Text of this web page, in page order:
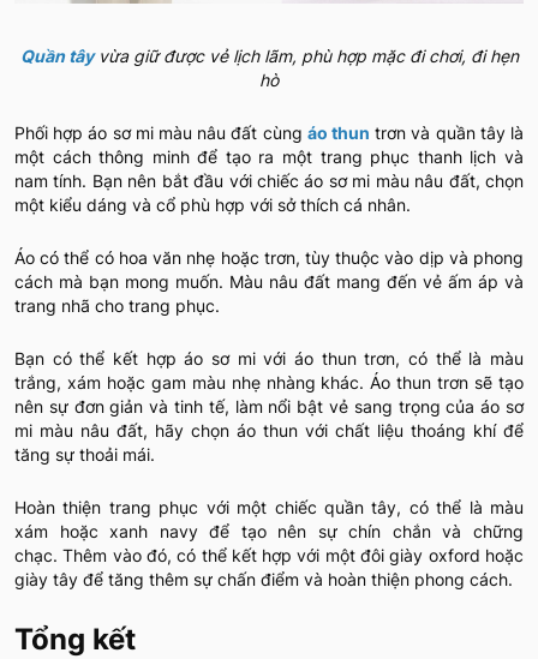
Quần tâyvừa giữ được vẻ lịch lãm, phù hợp mặc đi chơi, đi hẹn
hò
Phối hợp áo sơ mi màu nâu đất cùng áo thun trơn và quần tây là
một cách thông minh để tạo ra một trang phục thanh lịch và
nam tính. Bạn nên bắt đầu với chiếc áo sơ mi màu nâu đất, chọn
một kiểu dáng và cổ phù hợp với sở thích cá nhân.
Áo có thể có hoa văn nhẹ hoặc trơn, tùy thuộc vào dịp và phong
cách mà bạn mong muốn. Màu nâu đất mang đến vẻ ấm áp và
trang nhã cho trang phục.
Bạn có thể kết hợp áo sơ mi với áo thun trơn, có thể là màu
trắng, xám hoặc gam màu nhẹ nhàng khác. Áo thun trơn sẽ tạo
nên sự đơn giản và tinh tế, làm nổi bật vẻ sang trọng của áo sơ
mi màu nâu đất, hãy chọn áo thun với chất liệu thoáng khí để
tăng sự thoải mái.
Hoàn thiện trang phục với một chiếc quần tây, có thể là màu
xám hoặc xanh navy để tạo nên sự chín chắn và chững
chạc. Thêm vào đó, có thể kết hợp với một đôi giày oxford hoặc
giày tây để tăng thêm sự chấn điểm và hoàn thiện phong cách.
Tổng kết